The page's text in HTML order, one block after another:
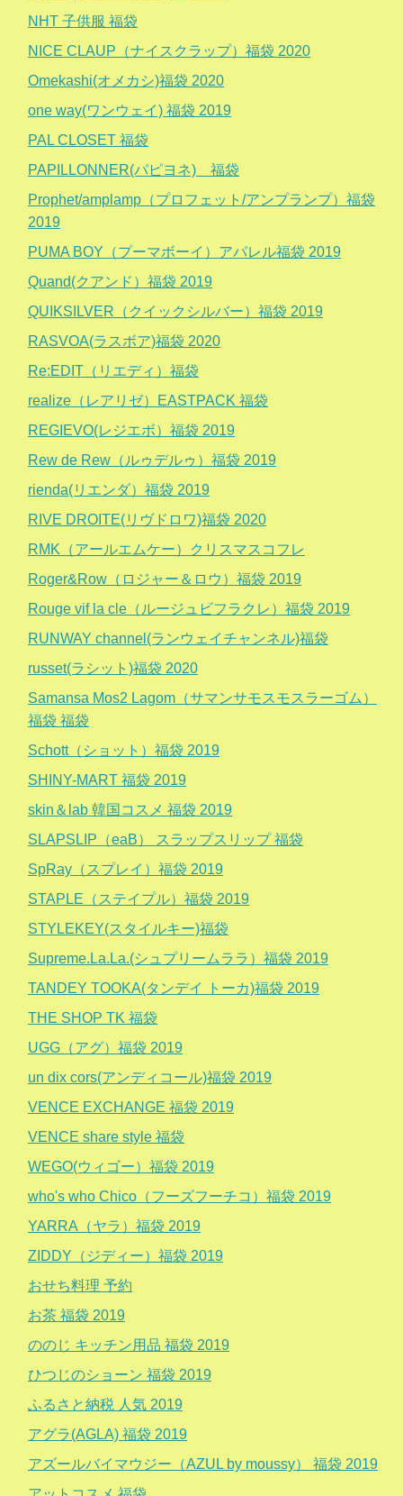
NHT 子供服 福袋
NICE CLAUP（ナイスクラップ）福袋 2020
Omekashi(オメカシ)福袋 2020
one way(ワンウェイ) 福袋 2019
PAL CLOSET 福袋
PAPILLONNER(パピヨネ) 福袋
Prophet/amplamp（プロフェット/アンプランプ）福袋
2019
PUMA BOY（プーマボーイ）アパレル福袋 2019
Quand(クアンド）福袋 2019
QUIKSILVER（クイックシルバー）福袋 2019
RASVOA(ラスボア)福袋 2020
Re:EDIT（リエディ）福袋
realize（レアリゼ）EASTPACK 福袋
REGIEVO(レジエボ）福袋 2019
Rew de Rew（ルゥデルゥ）福袋 2019
rienda(リエンダ）福袋 2019
RIVE DROITE(リヴドロワ)福袋 2020
RMK（アールエムケー）クリスマスコフレ
Roger&Row（ロジャー＆ロウ）福袋 2019
Rouge vif la cle（ルージュビフラクレ）福袋 2019
RUNWAY channel(ランウェイチャンネル)福袋
russet(ラシット)福袋 2020
Samansa Mos2 Lagom（サマンサモスモスラーゴム）
福袋 福袋
Schott（ショット）福袋 2019
SHINY-MART 福袋 2019
skin＆lab 韓国コスメ 福袋 2019
SLAPSLIP（eaB） スラップスリップ 福袋
SpRay（スプレイ）福袋 2019
STAPLE（ステイプル）福袋 2019
STYLEKEY(スタイルキー)福袋
Supreme.La.La.(シュプリームララ）福袋 2019
TANDEY TOOKA(タンデイ トーカ)福袋 2019
THE SHOP TK 福袋
UGG（アグ）福袋 2019
un dix cors(アンディコール)福袋 2019
VENCE EXCHANGE 福袋 2019
VENCE share style 福袋
WEGO(ウィゴー）福袋 2019
who's who Chico（フーズフーチコ）福袋 2019
YARRA（ヤラ）福袋 2019
ZIDDY（ジディー）福袋 2019
おせち料理 予約
お茶 福袋 2019
ののじ キッチン用品 福袋 2019
ひつじのショーン 福袋 2019
ふるさと納税 人気 2019
アグラ(AGLA) 福袋 2019
アズールバイマウジー（AZUL by moussy） 福袋 2019